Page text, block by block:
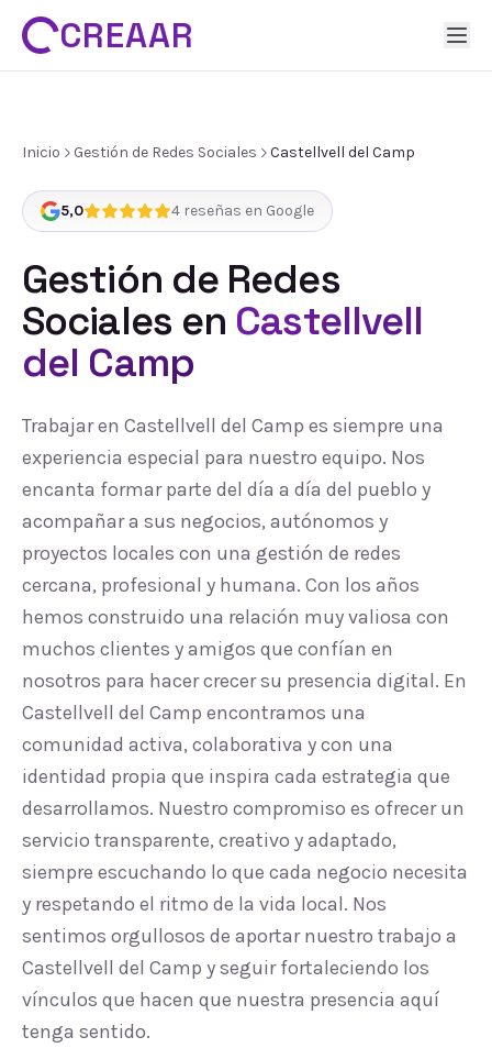
CREAAR
Inicio Gestión de Redes Sociales Castellvell del Camp
5,0 4 reseñas en Google
Gestión de Redes
Sociales en Castellvell
del Camp
Trabajar en Castellvell del Camp es siempre una
experiencia especial para nuestro equipo. Nos
encanta formar parte del día a día del pueblo y
acompañar a sus negocios, autónomos y
proyectos locales con una gestión de redes
cercana, profesional y humana. Con los años
hemos construido una relación muy valiosa con
muchos clientes y amigos que confían en
nosotros para hacer crecer su presencia digital. En
Castellvell del Camp encontramos una
comunidad activa, colaborativa y con una
identidad propia que inspira cada estrategia que
desarrollamos. Nuestro compromiso es ofrecer un
servicio transparente, creativo y adaptado,
siempre escuchando lo que cada negocio necesita
y respetando el ritmo de la vida local. Nos
sentimos orgullosos de aportar nuestro trabajo a
Castellvell del Camp y seguir fortaleciendo los
vínculos que hacen que nuestra presencia aquí
tenga sentido.